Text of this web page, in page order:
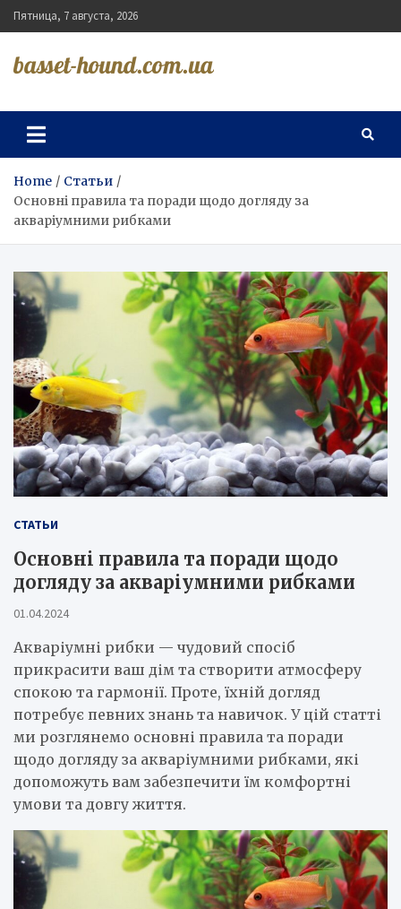
Skip
to
Пятница, 7 августа, 2026
basset-hound.com.ua
Home
Статьи
Основні правила та поради щодо догляду за
акваріумними рибками
СТАТЬИ
Основні правила та поради щодо
догляду за акваріумними рибками
01.04.2024
Акваріумні рибки — чудовий спосіб
прикрасити ваш дім та створити атмосферу
спокою та гармонії. Проте, їхній догляд
потребує певних знань та навичок. У цій статті
ми розглянемо основні правила та поради
щодо догляду за акваріумними рибками, які
допоможуть вам забезпечити їм комфортні
умови та довгу життя.